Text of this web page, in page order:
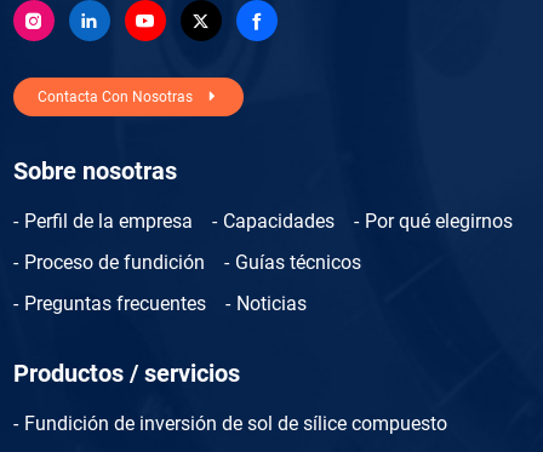
Contacta Con Nosotras
Sobre nosotras
Perfil de la empresa Capacidades
Por qué elegirnos
Proceso de fundición
Guías técnicos
Preguntas frecuentes
Noticias
Productos / servicios
Fundición de inversión de sol de sílice compuesto